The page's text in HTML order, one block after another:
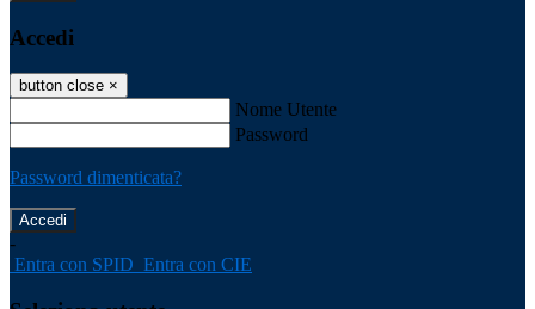
Accedi
button close ×
Nome Utente
Password
Password dimenticata?
-
Entra con SPID Entra con CIE